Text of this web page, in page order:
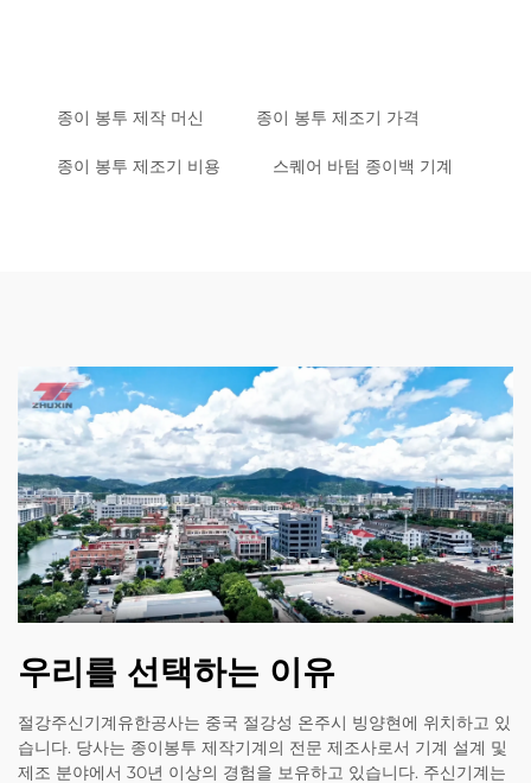
종이 봉투 제작 머신 종이 봉투 제조기 가격
종이 봉투 제조기 비용 스퀘어 바텀 종이백 기계
우리를 선택하는 이유
절강주신기계유한공사는 중국 절강성 온주시 빙양현에 위치하고 있
습니다. 당사는 종이봉투 제작기계의 전문 제조사로서 기계 설계 및
제조 분야에서 30년 이상의 경험을 보유하고 있습니다. 주신기계는